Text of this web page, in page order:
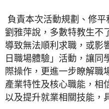
負責本次活動規劃、修
劉雅萍說，多數特教生不
導致無法順利求職，或影
日職場體驗」活動，讓同
際操作，更進一步瞭解職
產業特性及核心職能，相
以及提升就業相關技能，